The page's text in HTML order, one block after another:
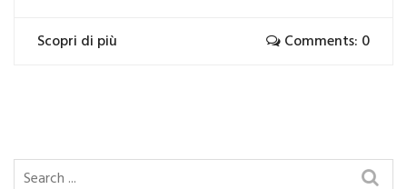
Scopri di più Comments: 0